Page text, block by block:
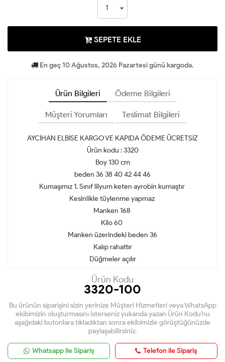
SEPETE EKLE
En geç 10 Ağustos, 2026 Pazartesi günü kargoda.
Ürün Bilgileri Ödeme Bilgileri
Müşteri Yorumları Teslimat Bilgileri
AYCİHAN ELBİSE KARGO VE KAPIDA ÖDEME ÜCRETSİZ
Ürün kodu : 3320
Boy 130 cm
beden 36 38 40 42 44 46
Kumaşımız 1. Sınıf lilyum keten ayrobin kumaştır
Kesinlikle tüylenme yapmaz
Manken 168
Kilo 60
Manken üzerindeki beden 36
Kalıp rahattır
Düğmeler açılır
Ürün Kodu
3320-100
Bu ürünün siparişini sizin yerinize Müşteri Hizmetleri veya WhatsApp
ekibimizin oluşturmasını isterseniz yukarıda yazan Ürün Kodu'nu
aşağıdaki butonlara tıkladıktan sonra ekibimizle görüştüğünüzde
paylaşabilirsiniz.
Whatsapp ile Sipariş Telefon ile Sipariş